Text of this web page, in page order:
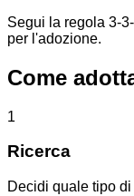
Segui la regola 3-
per l'adozione.
Come
1
Ricerca
Decidi quale tipo